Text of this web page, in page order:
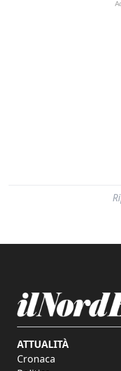
ATTUALITÀ
Cronaca